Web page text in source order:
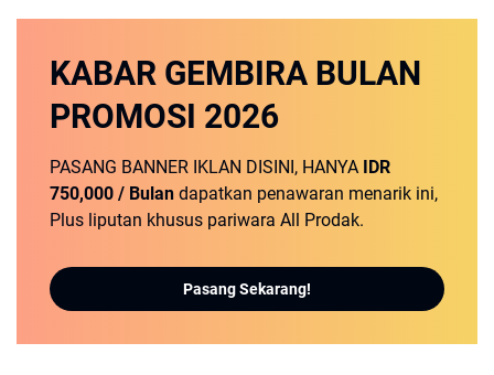
KABAR GEMBIRA BULAN
PROMOSI 2026
PASANG BANNER IKLAN DISINI, HANYA IDR
750,000 / Bulan dapatkan penawaran menarik ini,
Plus liputan khusus pariwara All Prodak.
Pasang Sekarang!